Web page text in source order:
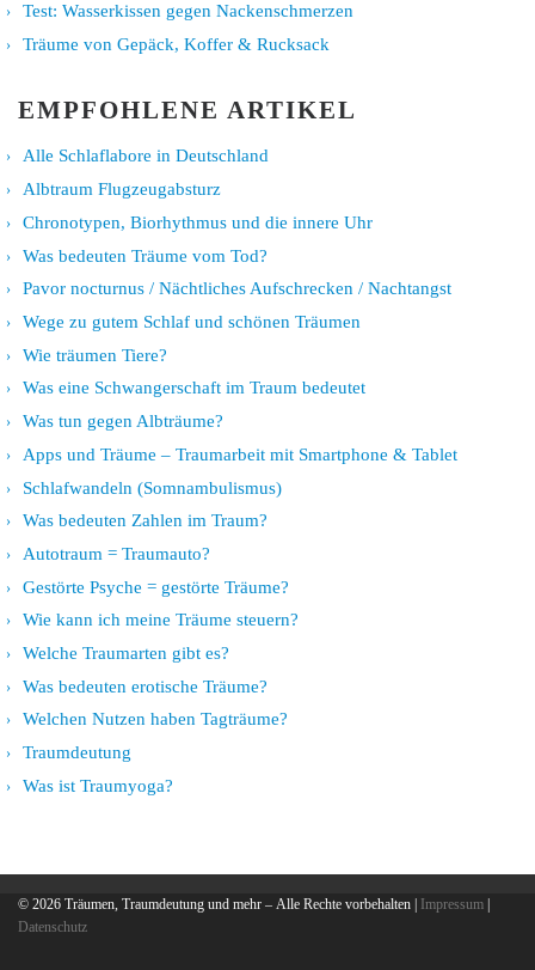
Test: Wasserkissen gegen Nackenschmerzen
Träume von Gepäck, Koffer & Rucksack
EMPFOHLENE ARTIKEL
Alle Schlaflabore in Deutschland
Albtraum Flugzeugabsturz
Chronotypen, Biorhythmus und die innere Uhr
Was bedeuten Träume vom Tod?
Pavor nocturnus / Nächtliches Aufschrecken / Nachtangst
Wege zu gutem Schlaf und schönen Träumen
Wie träumen Tiere?
Was eine Schwangerschaft im Traum bedeutet
Was tun gegen Albträume?
Apps und Träume – Traumarbeit mit Smartphone & Tablet
Schlafwandeln (Somnambulismus)
Was bedeuten Zahlen im Traum?
Autotraum = Traumauto?
Gestörte Psyche = gestörte Träume?
Wie kann ich meine Träume steuern?
Welche Traumarten gibt es?
Was bedeuten erotische Träume?
Welchen Nutzen haben Tagträume?
Traumdeutung
Was ist Traumyoga?
© 2026 Träumen, Traumdeutung und mehr – Alle Rechte vorbehalten | Impressum
Datenschutz